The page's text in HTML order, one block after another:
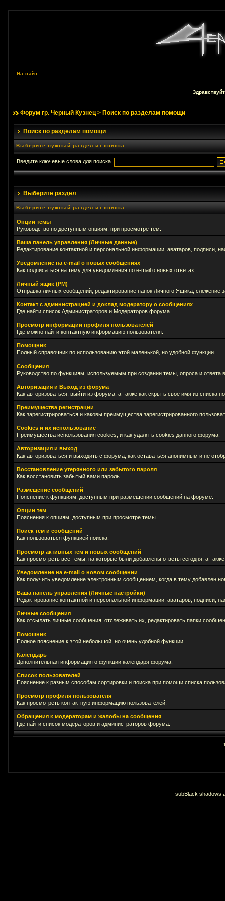
На сайт
Форум гр. Черный Кузнец> Поиск по разделам помощи
Поиск по разделам помощи
Выберите нужный раздел из списка
Введите ключевые слова для поиска
Выберите раздел
Выберите нужный раздел из списка
Опции темы
Руководство по доступным опциям, при просмотре тем.
Ваша панель управления (Личные данные)
Редактирование контактной и персональной информации, аватаров, подписи,
Уведомление на e-mail о новых сообщениях
Как подписаться на тему для уведомления по e-mail о новых ответах.
Личный ящик (PM)
Отправка личных сообщений, редактирование папок Личного Ящика,
Контакт с администрацией и доклад модератору о сообщениях
Где найти список Администраторов и Модераторов форума.
Просмотр информации профиля пользователей
Где можно найти контактную информацию пользователя.
Помощник
Полный справочник по использованию этой маленькой, но удобной функции.
Сообщения
Руководство по функциям, используемым при создании темы, опроса и ответа
Авторизация и Выход из форума
Как авторизоваться, выйти из форума, а также как скрыть свое имя из списка
Преимущества регистрации
Как зарегистрироваться и каковы преимущества зарегистрированного
Cookies и их использование
Преимущества использования cookies, и как удалять cookies данного форума.
Авторизация и выход
Как авторизоваться и выходить с форума, как оставаться анонимным и не
Восстановление утерянного или забытого пароля
Как восстановить забытый вами пароль.
Размещение сообщений
Пояснение к функциям, доступным при размещении сообщений на форуме.
Опции тем
Пояснения к опциям, доступным при просмотре темы.
Поиск тем и сообщений
Как пользоваться функцией поиска.
Просмотр активных тем и новых сообщений
Как просмотреть все темы, на которые были добавлены ответы сегодня, а
Уведомление на е-mail о новом сообщении
Как получить уведомление электронным сообщением, когда в тему добавлен
Ваша панель управления (Личные настройки)
Редактирование контактной и персональной информации, аватаров, подписи,
Личные сообщения
Как отсылать личные сообщения, отслеживать их, редактировать папки
Помошник
Полное пояснение к этой небольшой, но очень удобной функции
Календарь
Дополнительная информация о функции календаря форума.
Список пользователей
Пояснение к разным способам сортировки и поиска при помощи списка
Просмотр профиля пользователя
Как просмотреть контактную информацию пользователей.
Обращения к модераторам и жалобы на сообщения
Где найти список модераторов и администраторов форума.
subBlack shadows